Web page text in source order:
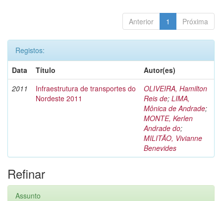
Anterior 1 Próxima
Registos:
Data
Título
Autor(es)
2011
Infraestrutura de transportes do
Nordeste 2011
OLIVEIRA, Hamilton
Reis de; LIMA,
Mônica de Andrade;
MONTE, Kerlen
Andrade do;
MILITÃO, Vivianne
Benevides
Refinar
Assunto